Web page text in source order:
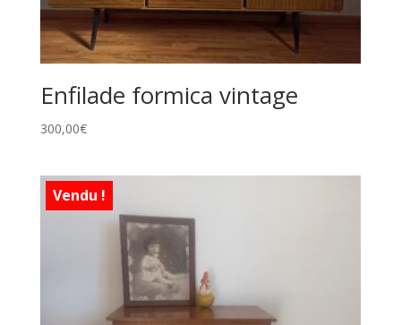
Enfilade formica vintage
300,00€
Vendu !